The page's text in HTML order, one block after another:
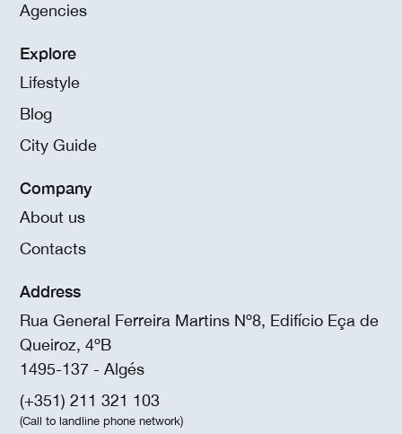
Agencies
Explore
Lifestyle
Blog
City Guide
Company
About us
Contacts
Address
Rua General Ferreira Martins Nº8, Edifício Eça de
Queiroz, 4ºB
1495-137 - Algés
(+351) 211 321 103
(Call to landline phone network)